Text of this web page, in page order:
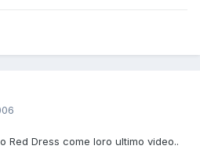
Red Dress come loro ultimo video..